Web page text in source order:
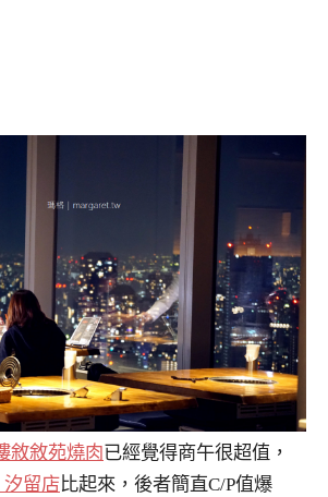
敘敘苑燒肉已經覺得商午很超值，
汐留店比起來，後者簡直C/P值爆